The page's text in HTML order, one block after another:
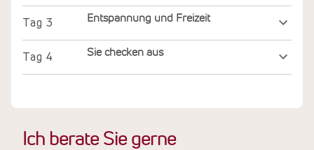
Tag 3 Entspannung und Freizeit
Tag 4 Sie checken aus
Ich berate Sie gerne